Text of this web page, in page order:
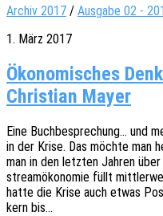
Archiv 2017 / Ausgabe 02 -
1. März 2017
Ökonomisches
Christian Mayer
Eine Buch­be­spre­chung… und
in der Krise. Das möchte man
man in den letz­ten Jahren
stream­öko­no­mie füllt
hatte die Krise auch etwas
kern bis…